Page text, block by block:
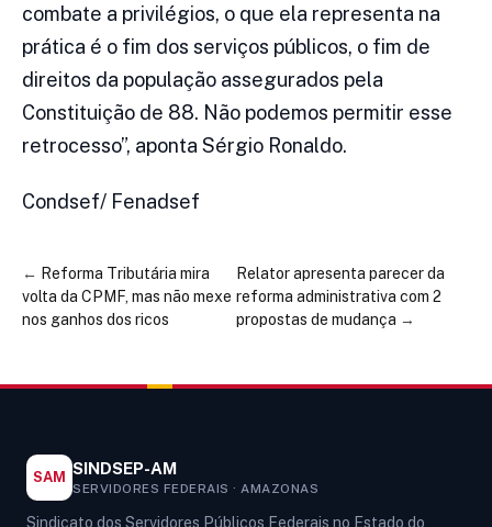
combate a privilégios, o que ela representa na
prática é o fim dos serviços públicos, o fim de
direitos da população assegurados pela
Constituição de 88. Não podemos permitir esse
retrocesso”, aponta Sérgio Ronaldo.
Condsef/ Fenadsef
← Reforma Tributária mira
volta da CPMF, mas não mexe
nos ganhos dos ricos
Relator apresenta parecer da
reforma administrativa com 2
propostas de mudança →
SAM SINDSEP-AM
SERVIDORES FEDERAIS · AMAZONAS
Sindicato dos Servidores Públicos Federais no Estado do